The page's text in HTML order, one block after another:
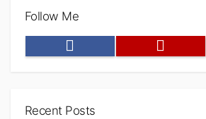
Follow Me
Recent Posts